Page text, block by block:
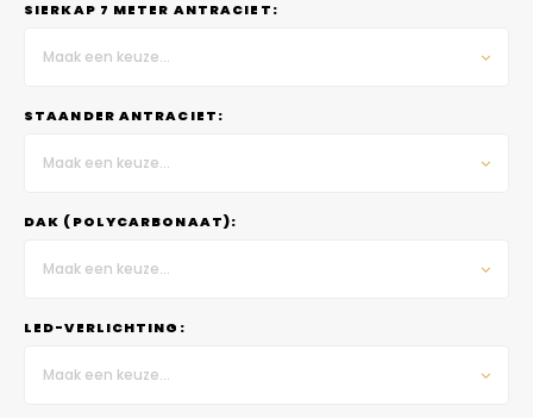
SIERKAP 7 METER ANTRACIET:
Maak een keuze...
STAANDER ANTRACIET:
Maak een keuze...
DAK (POLYCARBONAAT):
Maak een keuze...
LED-VERLICHTING:
Maak een keuze...